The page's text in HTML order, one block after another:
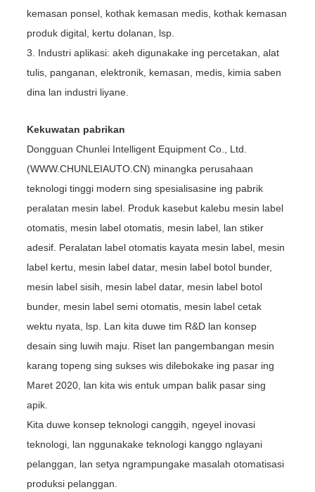
kemasan ponsel, kothak kemasan medis, kothak kemasan
produk digital, kertu dolanan, lsp.
3. Industri aplikasi: akeh digunakake ing percetakan, alat
tulis, panganan, elektronik, kemasan, medis, kimia saben
dina lan industri liyane.
Kekuwatan pabrikan
Dongguan Chunlei Intelligent Equipment Co., Ltd.
(WWW.CHUNLEIAUTO.CN) minangka perusahaan
teknologi tinggi modern sing spesialisasine ing pabrik
peralatan mesin label. Produk kasebut kalebu mesin label
otomatis, mesin label otomatis, mesin label, lan stiker
adesif. Peralatan label otomatis kayata mesin label, mesin
label kertu, mesin label datar, mesin label botol bunder,
mesin label sisih, mesin label datar, mesin label botol
bunder, mesin label semi otomatis, mesin label cetak
wektu nyata, lsp. Lan kita duwe tim R&D lan konsep
desain sing luwih maju. Riset lan pangembangan mesin
karang topeng sing sukses wis dilebokake ing pasar ing
Maret 2020, lan kita wis entuk umpan balik pasar sing
apik.
Kita duwe konsep teknologi canggih, ngeyel inovasi
teknologi, lan nggunakake teknologi kanggo nglayani
pelanggan, lan setya ngrampungake masalah otomatisasi
produksi pelanggan.